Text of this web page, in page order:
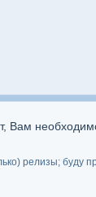
Вам
релизы; буду